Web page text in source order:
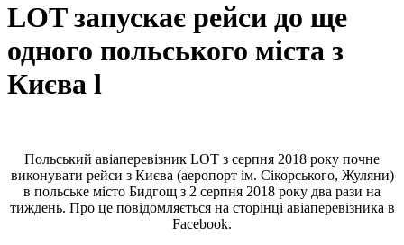
LOT запускає рейси до ще
одного польського міста з
Києва l
Польський авіаперевізник LOT з серпня 2018 року почне
виконувати рейси з Києва (аеропорт ім. Сікорського, Жуляни)
в польське місто Бидгощ з 2 серпня 2018 року два рази на
тиждень. Про це повідомляється на сторінці авіаперевізника в
Facebook.